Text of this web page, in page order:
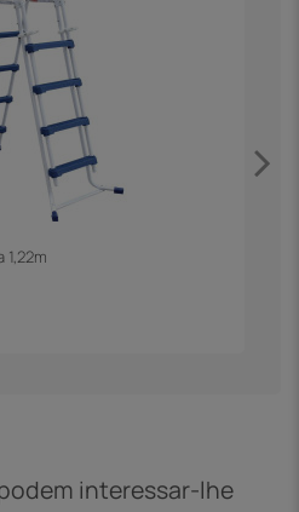
interessar-lhe